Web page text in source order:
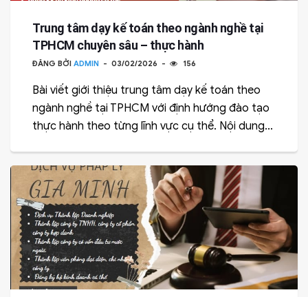
Trung tâm dạy kế toán theo ngành nghề tại
TPHCM chuyên sâu – thực hành
ĐĂNG BỞI ADMIN 03/02/2026 156
Bài viết giới thiệu trung tâm dạy kế toán theo
ngành nghề tại TPHCM với định hướng đào tạo
thực hành theo từng lĩnh vực cụ thể. Nội dung...